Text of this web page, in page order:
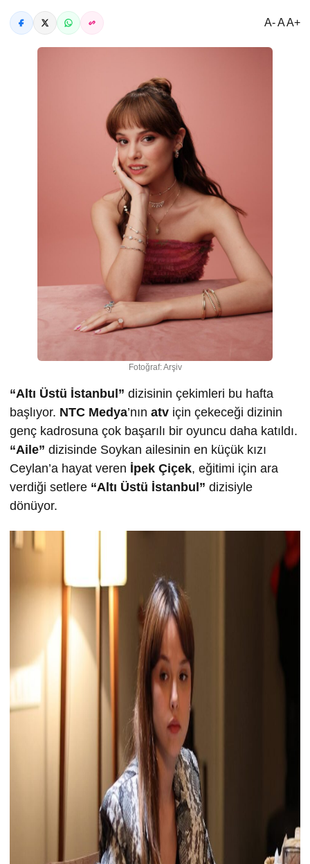
A- A A+
Fotoğraf: Arşiv
“Altı Üstü İstanbul” dizisinin çekimleri bu hafta
başlıyor. NTC Medya’nın atv için çekeceği dizinin
genç kadrosuna çok başarılı bir oyuncu daha katıldı.
“Aile” dizisinde Soykan ailesinin en küçük kızı
Ceylan’a hayat veren İpek Çiçek, eğitimi için ara
verdiği setlere “Altı Üstü İstanbul” dizisiyle
dönüyor.